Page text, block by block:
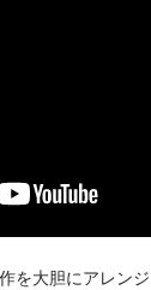
を大胆にアレンジ